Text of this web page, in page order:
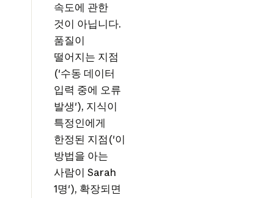
속도에 관한
것이 아닙니다.
품질이
떨어지는 지점
('수동 데이터
입력 중에 오류
발생'), 지식이
특정인에게
한정된 지점('이
방법을 아는
사람이 Sarah
1명'), 확장되면